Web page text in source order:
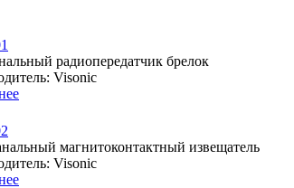
радиопередатчик брелок
Visonic
магнитоконтактный извещатель
Visonic